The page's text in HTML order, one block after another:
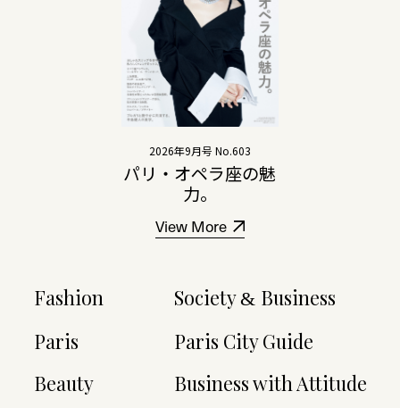
2026年9月号 No.603
パリ・オペラ座の魅
力。
View More
Fashion
Paris
Beauty
Society& Business
Paris City Guide
Business with Attitude